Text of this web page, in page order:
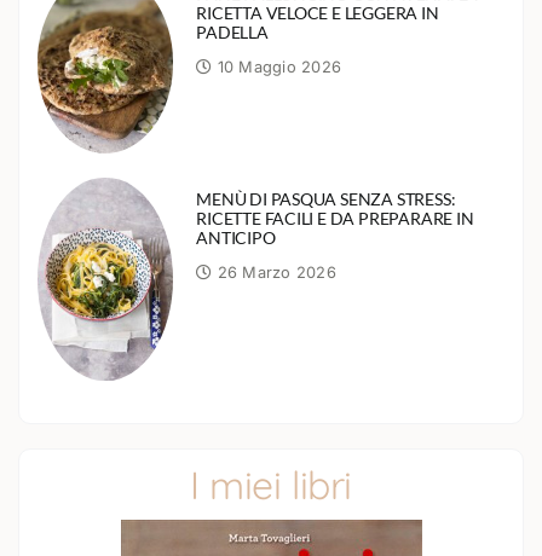
RICETTA VELOCE E LEGGERA IN
PADELLA
10 Maggio 2026
MENÙ DI PASQUA SENZA STRESS:
RICETTE FACILI E DA PREPARARE IN
ANTICIPO
26 Marzo 2026
I miei libri